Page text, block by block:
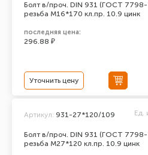
Болт в/проч. DIN 931 (ГОСТ
резьба М16*170 кл.пр. 10.9 цинк
последняя цена:
296.88 ₽
Уточнить цену
Болт в/проч. DIN 931 (ГОСТ
резьба М27*120 кл.пр. 10.9 цинк
Артикул: 931-27*120/109 Ед.